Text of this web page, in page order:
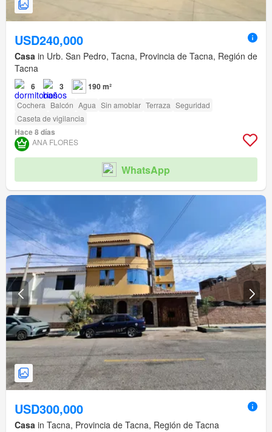
USD240,000
Casa in Urb. San Pedro, Tacna, Provincia de Tacna, Región de
Tacna
6 3 190 m²
Cochera Balcón Agua Sin amoblar Terraza Seguridad
Caseta de vigilancia
Hace 8 días
ANA FLORES
WhatsApp
USD300,000
Casa in Tacna, Provincia de Tacna, Región de Tacna